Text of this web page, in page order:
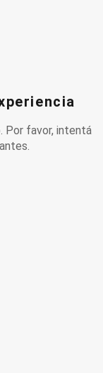
Por favor, intentá